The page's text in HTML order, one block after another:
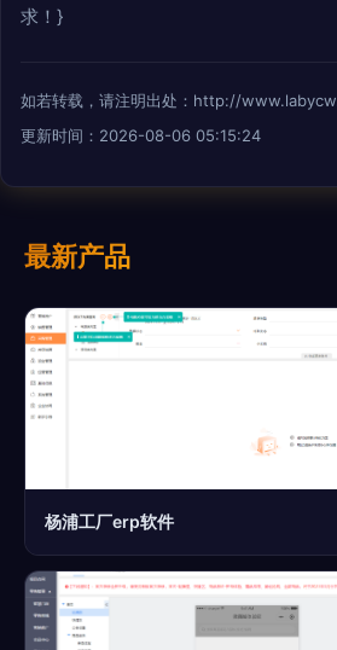
求！}
如若转载，请注明出处：http://
更新时间：2026-08-06 05:15:24
最新产品
杨浦工厂erp软件